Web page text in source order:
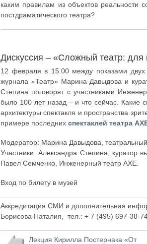
каким правилам из объектов реальности
постдраматического театра?
Дискуссия – «Сложный театр: для
12 февраля в 15.00 между показами двух
журнала «Театр» Марина Давыдова и
Степина поговорят с участниками
было 100 лет назад – и что сейчас. Какие
архитектуры спектакля и пространства
примере последнихспектаклей театра
Модератор: Марина Давыдова,
Участники: Александра Степина, куратор
Павел Семченко, Инженерный театр АХЕ.
Вход по билету в музей
Аккредитация СМИ и дополнительная
Борисова Наталия, тел.: + 7 (495) 697-38-
Лекция Кирилла Постернака «От